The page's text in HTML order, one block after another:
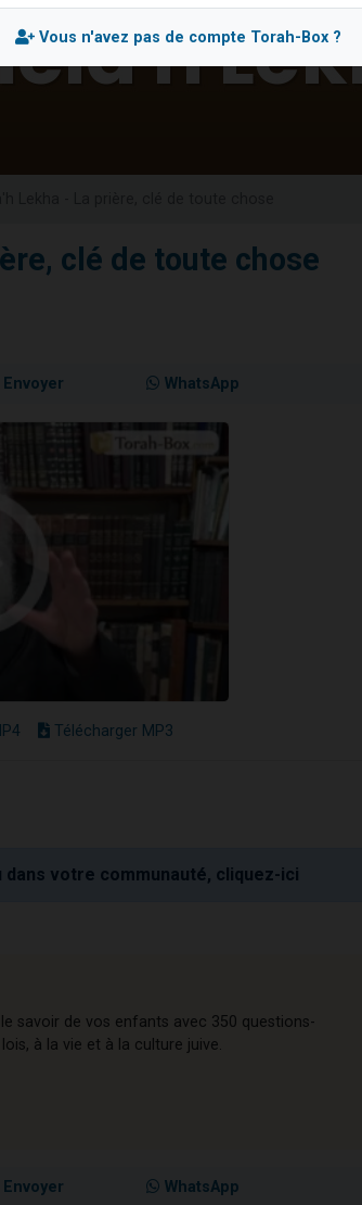
nous rejoindre sur WhatsApp
clé de toute chose
Envoyer WhatsApp
Télécharger MP3
votre communauté, cliquez-ici
savoir de vos enfants avec 350 questions-
à la vie et à la culture juive.
Envoyer WhatsApp
Vous n'avez pas de compte Torah-Box ?